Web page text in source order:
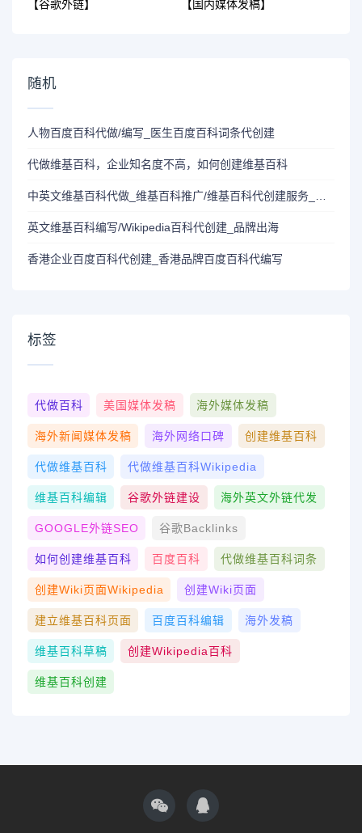
【谷歌外链】 【国内媒体发稿】
随机
人物百度百科代做/编写_医生百度百科词条代创建
代做维基百科，企业知名度不高，如何创建维基百科
中英文维基百科代做_维基百科推广/维基百科代创建服务_Wikipedia百科代创建供应商
英文维基百科编写/Wikipedia百科代创建_品牌出海
香港企业百度百科代创建_香港品牌百度百科代编写
标签
代做百科 美国媒体发稿 海外媒体发稿
海外新闻媒体发稿 海外网络口碑 创建维基百科
代做维基百科 代做维基百科wikipedia
维基百科编辑 谷歌外链建设 海外英文外链代发
GOOGLE外链SEO 谷歌Backlinks
如何创建维基百科 百度百科 代做维基百科词条
创建wiki页面Wikipedia 创建wiki页面
建立维基百科页面 百度百科编辑 海外发稿
维基百科草稿 创建Wikipedia百科
维基百科创建